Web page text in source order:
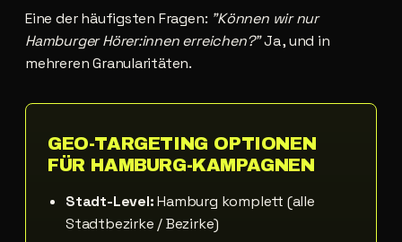
Eine der häufigsten Fragen: "Können wir nur
Hamburger Hörer:innen erreichen?"Ja , und in
mehreren Granularitäten.
GEO-TARGETING OPTIONEN
FÜR HAMBURG-KAMPAGNEN
Stadt-Level:Hamburg komplett (alle
Stadtbezirke / Bezirke)